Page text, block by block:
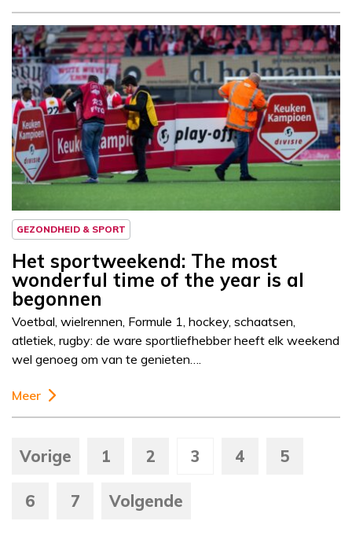
GEZONDHEID & SPORT
Het sportweekend: The most
wonderful time of the year is al
begonnen
Voetbal, wielrennen, Formule 1, hockey, schaatsen,
atletiek, rugby: de ware sportliefhebber heeft elk weekend
wel genoeg om van te genieten….
Meer
Vorige 1 2 3 4 5
6 7 Volgende